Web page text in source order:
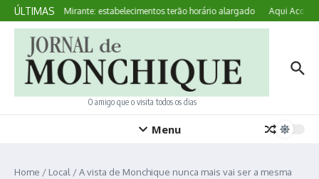
Ir para o conteúdo
ÚLTIMAS
Noites no Mirante: estabelecimentos terão horário alargado Aqui
O amigo que o visita todos os dias
Menu
Home / Local /A vista de Monchique nunca mais vai ser a mesma